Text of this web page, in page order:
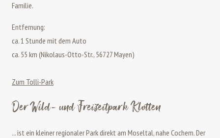
Familie.
Entfernung:
ca. 1 Stunde mit dem Auto
ca. 55 km (Nikolaus-Otto-Str., 56727 Mayen)
Zum Tolli-Park
Der Wild- und Freizeitpark Klotten
... ist ein kleiner regionaler Park direkt am Moseltal, nahe Cochem. Der